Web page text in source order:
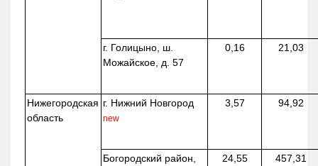
г. Голицыно, ш.
Можайское, д. 57
0,16 21,03
Нижегородская
область
г. Нижний Новгород
new
3,57 94,92
Богородский район,
24,55 457,31